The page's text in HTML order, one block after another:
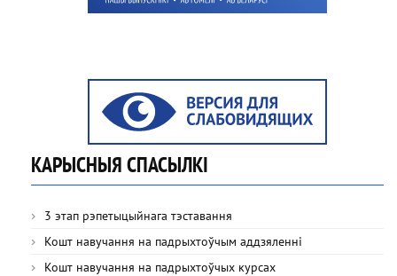
КАРЫСНЫЯ СПАСЫЛКІ
3 этап рэпетыцыйнага тэставання
Кошт навучання на падрыхтоўчым аддзяленні
Кошт навучання на падрыхтоўчых курсах